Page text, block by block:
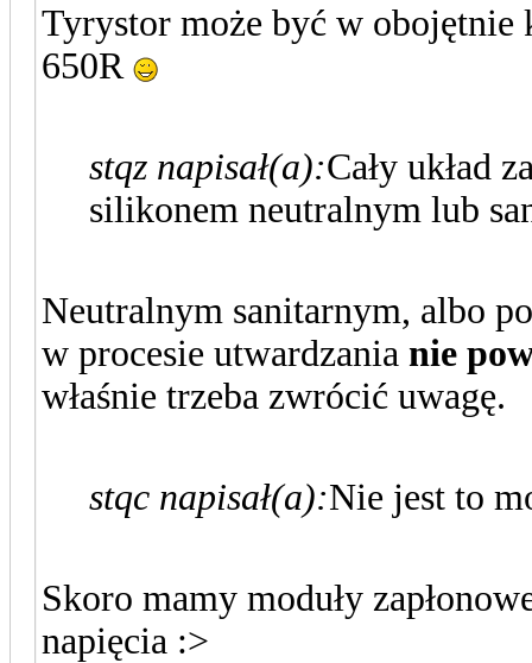
Tyrystor może być w
650R
stqz napisał(a):Cały układ
silikonem neutralnym lub
Neutralnym sanitarnym, albo
w procesie utwardzania nie
właśnie trzeba zwrócić uwagę.
stqc napisał(a):Nie jest to
Skoro mamy moduły
napięcia :>